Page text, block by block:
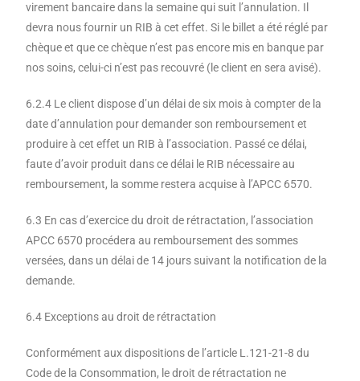
virement bancaire dans la semaine qui suit l’annulation. Il
devra nous fournir un RIB à cet effet. Si le billet a été réglé par
chèque et que ce chèque n’est pas encore mis en banque par
nos soins, celui-ci n’est pas recouvré (le client en sera avisé).
6.2.4 Le client dispose d’un délai de six mois à compter de la
date d’annulation pour demander son remboursement et
produire à cet effet un RIB à l’association. Passé ce délai,
faute d’avoir produit dans ce délai le RIB nécessaire au
remboursement, la somme restera acquise à l’APCC 6570.
6.3 En cas d’exercice du droit de rétractation, l’association
APCC 6570 procédera au remboursement des sommes
versées, dans un délai de 14 jours suivant la notification de la
demande.
6.4 Exceptions au droit de rétractation
Conformément aux dispositions de l’article L.121-21-8 du
Code de la Consommation, le droit de rétractation ne